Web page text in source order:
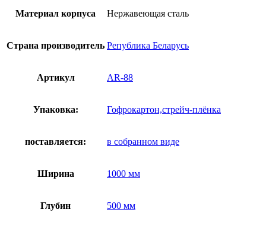
Нержавеющая
сталь
Материал корпуса Нержавеющая сталь
Страна производитель Република Беларусь
Артикул AR-88
Упаковка: Гофрокартон,стрейч-плёнка
поставляется: в собранном виде
Ширина 1000 мм
Глубин 500 мм